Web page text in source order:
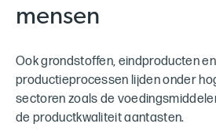
mensen
Ook grondstoffen, eindproducten en
productieprocessen lijden onder
sectoren zoals de
de productkwaliteit aantasten.